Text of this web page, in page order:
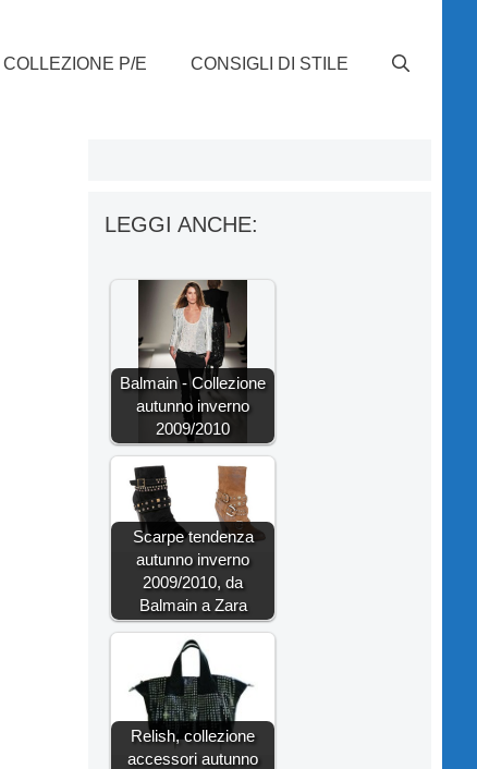
COLLEZIONE P/E CONSIGLI DI STILE
LEGGI ANCHE:
Balmain - Collezione
autunno inverno
2009/2010
Scarpe tendenza
autunno inverno
2009/2010, da
Balmain a Zara
Relish, collezione
accessori autunno